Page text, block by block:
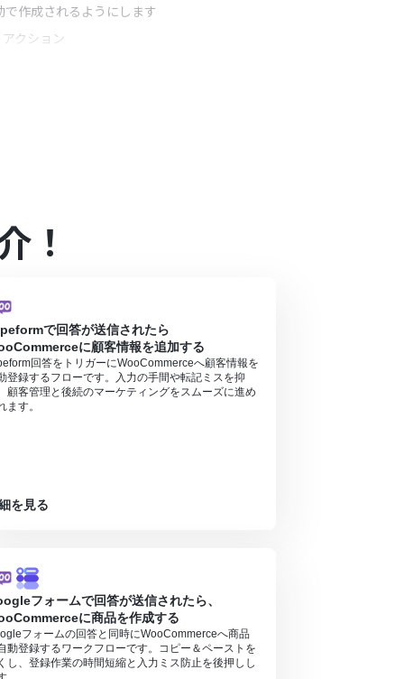
作成されるようにします
クション
！
で回答が送信されたら
に顧客情報を追加する
回答をトリガーにWooCommerceへ顧客情報を
登録するフローです。入力の手間や転記ミスを抑
顧客管理と後続のマーケティングをスムーズに進め
ます。
を見る
フォームで回答が送信されたら、
に商品を作成する
フォームの回答と同時にWooCommerceへ商品
動登録するワークフローです。コピー＆ペーストを
し、登録作業の時間短縮と入力ミス防止を後押しし